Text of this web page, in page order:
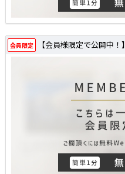
会員限定 【会員様限定で公開中！】